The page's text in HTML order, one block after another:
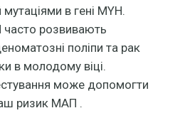
в гені MYH.
розвивають
поліпи та рак
в молодому віці.
може допомогти
ризик МАП .